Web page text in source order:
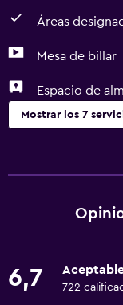
Áreas
Mesa de billar
Espacio de
Mostrar los 7
Restaurante
Traslado
6,7 722